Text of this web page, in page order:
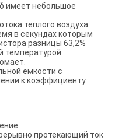
имеет небольшое
теплого воздуха
в секундах которым
разницы 63,2%
температурой
емкости c
к коэффициенту
протекающий ток